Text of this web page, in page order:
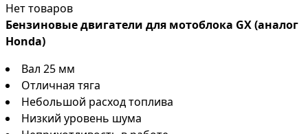
Нет товаров
Бензиновые двигатели для мотоблока GX (аналог
Honda)
Вал 25 мм
Отличная тяга
Небольшой расход топлива
Низкий уровень шума